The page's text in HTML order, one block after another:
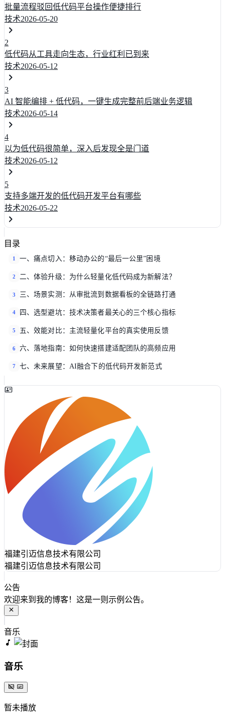
批量流程驳回低代码平台操作便捷排行
技术2026-05-20
2
低代码从工具走向生态，行业红利已到来
技术2026-05-12
3
AI 智能编排 + 低代码，一键生成完整前后端业务逻辑
技术2026-05-14
4
以为低代码很简单，深入后发现全是门道
技术2026-05-12
5
支持多端开发的低代码开发平台有哪些
技术2026-05-22
目录
1 一、痛点切入：移动办公的“最后一公里”困境
2 二、体验升级：为什么轻量化低代码成为新解法？
3 三、场景实测：从审批流到数据看板的全链路打通
4 四、选型避坑：技术决策者最关心的三个核心指标
5 五、效能对比：主流轻量化平台的真实使用反馈
6 六、落地指南：如何快速搭建适配团队的高频应用
7 七、未来展望：AI融合下的低代码开发新范式
福建引迈信息技术有限公司
福建引迈信息技术有限公司
公告
欢迎来到我的博客！这是一则示例公告。
音乐
音乐
暂未播放